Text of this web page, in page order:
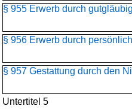
§ 955 Erwerb durch
§ 956 Erwerb durch
§ 957 Gestattung durch den
Untertitel 5